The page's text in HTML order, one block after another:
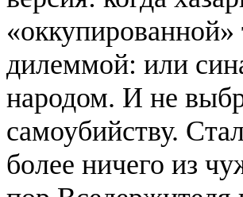
дилеммой: или
народом. И не
самоубийству.
более ничего из